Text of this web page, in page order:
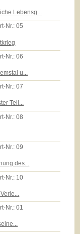
Lebensg...
Nr.:05
Nr.:06
u...
Nr.:07
Teil...
Nr.:08
Nr.:09
des...
Nr.: 10
Nr.:01